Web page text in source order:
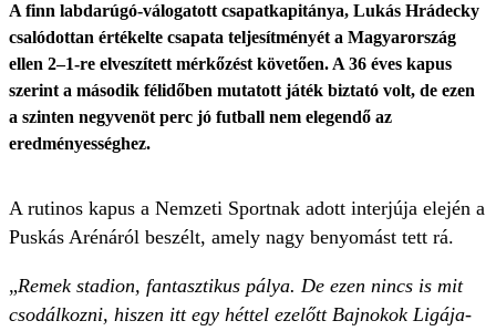
A finn labdarúgó-válogatott csapatkapitánya, Lukás Hrádecky
csalódottan értékelte csapata teljesítményét a Magyarország
ellen 2–1-re elveszített mérkőzést követően. A 36 éves kapus
szerint a második félidőben mutatott játék biztató volt, de ezen
a szinten negyvenöt perc jó futball nem elegendő az
eredményességhez.
A rutinos kapus a Nemzeti Sportnak adott interjúja elején a
Puskás Arénáról beszélt, amely nagy benyomást tett rá.
„Remek stadion, fantasztikus pálya. De ezen nincs is mit
csodálkozni, hiszen itt egy héttel ezelőtt Bajnokok Ligája-